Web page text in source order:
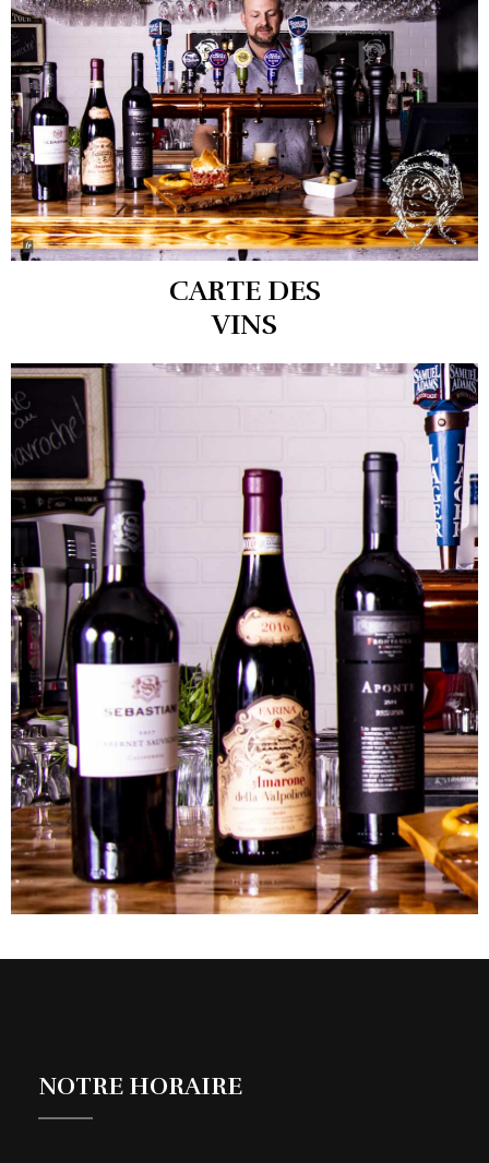
CARTE DES
VINS
NOTRE HORAIRE